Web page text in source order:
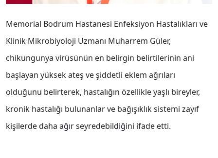
Memorial Bodrum Hastanesi Enfeksiyon Hastalıkları ve
Klinik Mikrobiyoloji Uzmanı Muharrem Güler,
chikungunya virüsünün en belirgin belirtilerinin ani
başlayan yüksek ateş ve şiddetli eklem ağrıları
olduğunu belirterek, hastalığın özellikle yaşlı bireyler,
kronik hastalığı bulunanlar ve bağışıklık sistemi zayıf
kişilerde daha ağır seyredebildiğini ifade etti.